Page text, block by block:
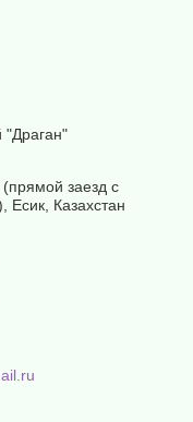
"Драган"
заезд с
Есик, Казахстан